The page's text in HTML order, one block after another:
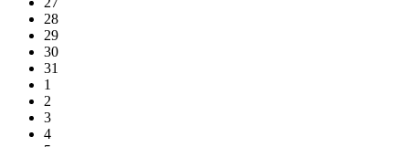
28
29
30
31
1
2
3
4